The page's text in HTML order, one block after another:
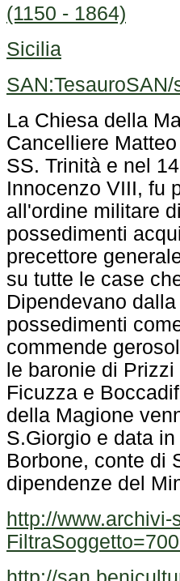
(1150 - 1864)
Sicilia
dipendenze del